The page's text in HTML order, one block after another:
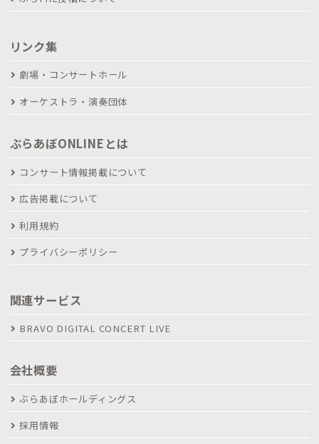
リンク集
劇場・コンサートホール
オーケストラ・演奏団体
ぶらあぼONLINEとは
コンサート情報掲載について
広告掲載について
利用規約
プライバシーポリシー
関連サービス
BRAVO DIGITAL CONCERT LIVE
会社概要
ぶらあぼホールディングス
採用情報